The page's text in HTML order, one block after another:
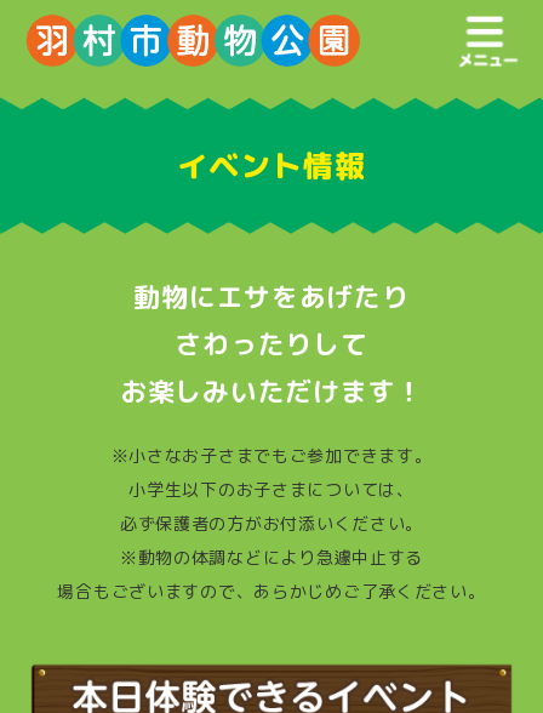
イベント情報
動物にエサをあげたり
さわったりして
お楽しみいただけます！
※小さなお子さまでもご参加できます。
小学生以下のお子さまについては、
必ず保護者の方がお付添いください。
※動物の体調などにより急遽中止する
場合もございますので、あらかじめご了承ください。